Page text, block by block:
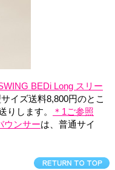
BEDi Long スリー
イズ送料8,800円のとこ
りします。
＊1ご参照
ンサーは、普通サイ